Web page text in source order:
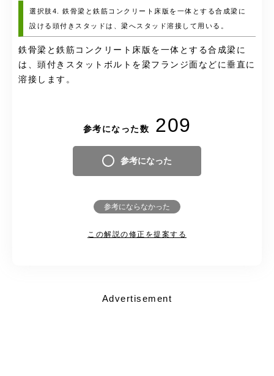
選択肢4. 鉄骨梁と鉄筋コンクリート床版を一体とする合成梁に
設ける頭付きスタッドは、梁へスタッド溶接して用いる。
鉄骨梁と鉄筋コンクリート床版を一体とする合成梁に
は、頭付きスタットボルトを梁フランジ面などに垂直に
溶接します。
参考になった数 209
参考になった
参考にならなかった
この解説の修正を提案する
Advertisement